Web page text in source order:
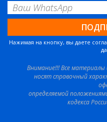
Нажимая на кнопку, вы даете
Внимание!!! Все
носят справочный
определяемой
кодекса